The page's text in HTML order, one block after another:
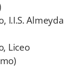
I.I.S. Almeyda
Liceo